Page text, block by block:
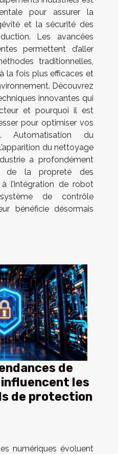
pour assurer la
et la sécurité des
Les avancées
permettent d’aller
traditionnelles,
la fois plus efficaces et
Découvrez
innovantes qui
et pourquoi il est
pour optimiser vos
Automatisation du
du nettoyage
a profondément
de la propreté des
l’intégration de robot
de contrôle
bénéficie désormais
de
les
de protection
numériques évoluent